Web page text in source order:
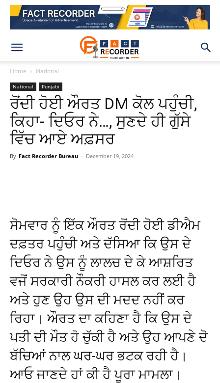
Home National
National Punjabi
ਰੋਂਦੀ ਹੋਈ ਔਰਤ DM ਕੋਲ ਪਹੁੰਚੀ,
ਕਿਹਾ- ਦਿਓਰ ਨੇ…, ਸੁਣਦੇ ਹੀ ਗੁੱਸੇ
ਵਿੱਚ ਆਏ ਅਫ਼ਸਰ
By Fact Recorder Bureau - December 19, 2024
ਸੋਮਵਾਰ ਨੂੰ ਇੱਕ ਔਰਤ ਰੋਂਦੀ ਹੋਈ ਡੀਐਮ
ਦਫ਼ਤਰ ਪਹੁੰਚੀ ਅਤੇ ਦੱਸਿਆ ਕਿ ਉਸ ਦੇ
ਦਿਓਰ ਨੇ ਉਸ ਨੂੰ ਲਾਲਚ ਦੇ ਕੇ ਆਸ਼ਰਿਤ
ਵਜੋਂ ਸਰਕਾਰੀ ਨੌਕਰੀ ਹਾਸਲ ਕਰ ਲਈ ਹੈ
ਅਤੇ ਹੁਣ ਉਹ ਉਸ ਦੀ ਮਦਦ ਨਹੀਂ ਕਰ
ਰਿਹਾ। ਔਰਤ ਦਾ ਕਹਿਣਾ ਹੈ ਕਿ ਉਸ ਦੇ
ਪਤੀ ਦੀ ਮੌਤ ਹੋ ਚੁੱਕੀ ਹੈ ਅਤੇ ਉਹ ਆਪਣੇ ਦੋ
ਬੱਚਿਆਂ ਨਾਲ ਘਰ-ਘਰ ਭਟਕ ਰਹੀ ਹੈ।
ਆਓ ਜਾਣਦੇ ਹਾਂ ਕੀ ਹੈ ਪੂਰਾ ਮਾਮਲਾ।